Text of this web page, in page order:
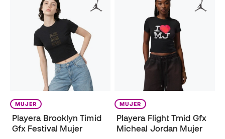
MUJER
Playera Brooklyn Timid
Gfx Festival Mujer
MUJER
Playera Flight Tmid Gfx
Micheal Jordan Mujer